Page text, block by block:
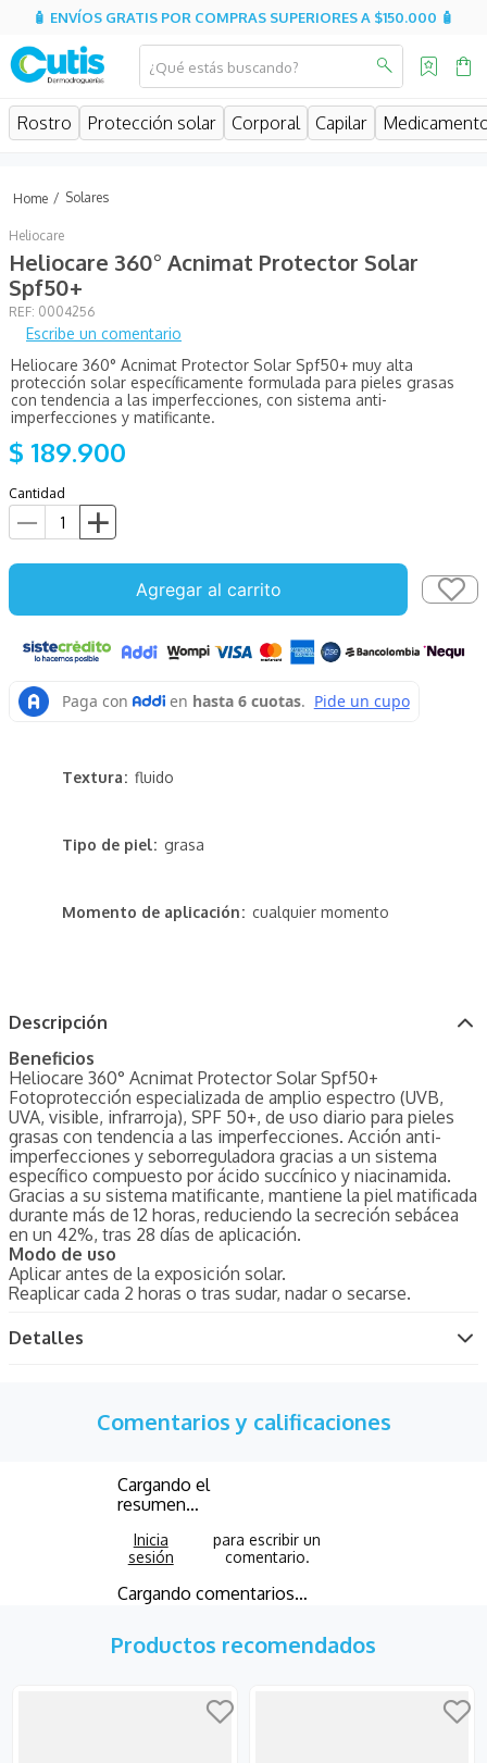
🧴 ENVÍOS GRATIS POR COMPRAS SUPERIORES A $150.000 🧴
¿Qué estás buscando?
Rostro Protección solar Corporal Capilar
Solares
Heliocare
Heliocare 360° Acnimat Protector Solar
Spf50+
: 0004256
Escribe un comentario
Heliocare 360° Acnimat Protector Solar Spf50+ muy alta
protección solar específicamente formulada para pieles grasas
con tendencia a las imperfecciones, con sistema anti-
imperfecciones y matificante.
$ 189.900
Cantidad
Agregar al carrito
Tipo de piel grasa
Textura fluido
Momento de aplicación cualquier momento
Descripción
Beneficios
Heliocare 360° Acnimat Protector Solar Spf50+
Fotoprotección especializada de amplio espectro (UVB,
UVA, visible, infrarroja), SPF 50+, de uso diario para pieles
grasas con tendencia a las imperfecciones. Acción anti-
imperfecciones y seborreguladora gracias a un sistema
específico compuesto por ácido succínico y niacinamida.
Gracias a su sistema matificante, mantiene la piel matificada
durante más de 12 horas, reduciendo la secreción sebácea
en un 42%, tras 28 días de aplicación.
Modo de uso
Aplicar antes de la exposición solar.
Reaplicar cada 2 horas o tras sudar, nadar o secarse.
Detalles
Comentarios y calificaciones
Cargando el
resumen…
Cargando comentarios…
Productos recomendados
MÁS BUSCADOS
posay